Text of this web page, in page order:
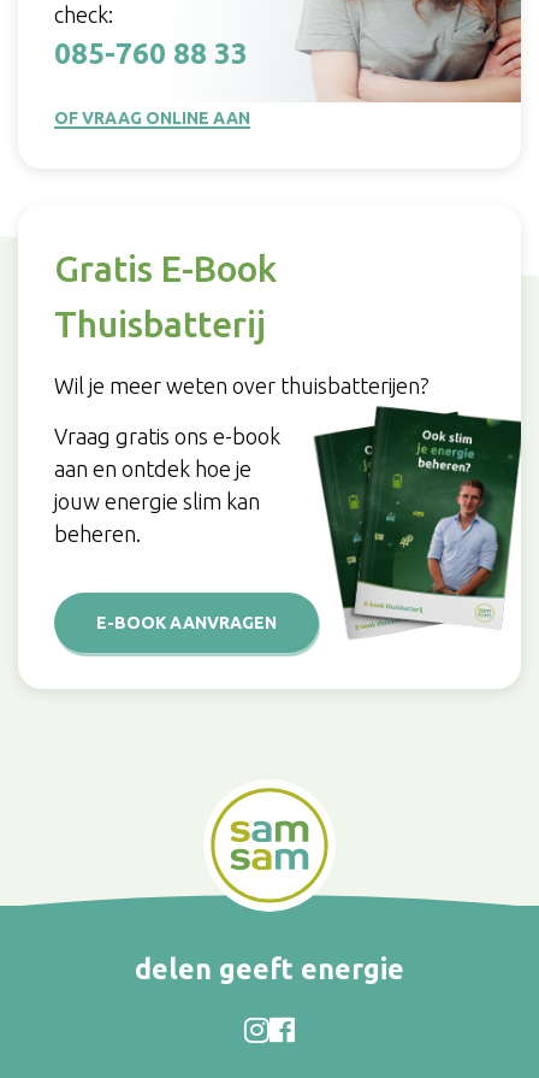
check:
085-760 88 33
OF VRAAG ONLINE AAN
Gratis E-Book
Thuisbatterij
Wil je meer weten over thuisbatterijen?
Vraag gratis ons e-book
aan en ontdek hoe je
jouw energie slim kan
beheren.
E-BOOK AANVRAGEN
delen geeft energie